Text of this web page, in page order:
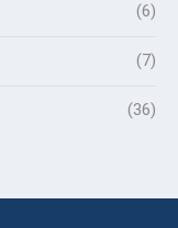
(6)
(7)
(36)